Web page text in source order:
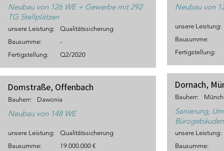
Neubau von 126 WE + Gewerbe mit 292
TG Stellplätzen
unsere Leistung:
Bausumme:
Fertigstellung:
Qualitätssicherung
-
Q2/2020
Domstraße, Offenbach
Bauherr: Dawonia
Neubau von 148 WE
unsere Leistung:
Bausumme:
Qualitätssicherung
19.000.000 €
Neubau von
unsere Leistung:
Bausumme:
Fertigstellung:
Dornach,
Bauherr:
Sanierung,
unsere Leistung:
Bausumme: